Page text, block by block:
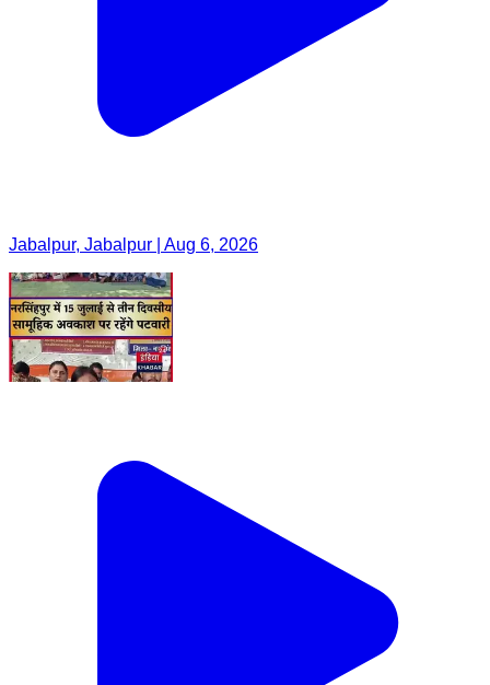
Jabalpur, Jabalpur | Aug 6, 2026